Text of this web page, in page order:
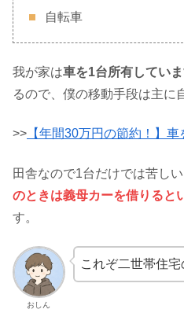
自転車
我が家は車を1台所有してい
るので、僕の移動手段は主に
>> 【年間30万円の節約！】車
田舎なので1台だけでは苦し
のときは義母カーを借りると
す。
おしん
これぞ二世帯住